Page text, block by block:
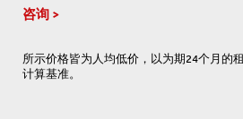
咨询
所示价格皆为人均低价，以为期24个月的
计算基准。